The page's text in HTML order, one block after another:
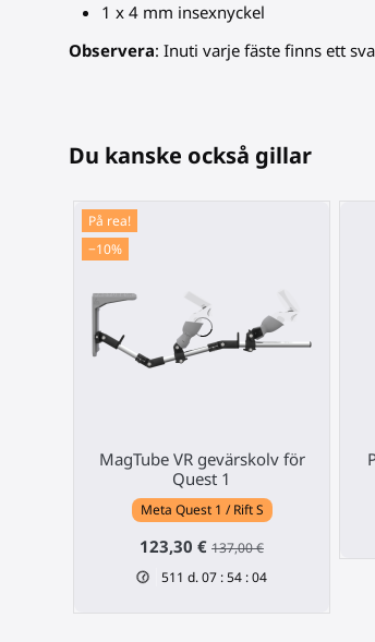
1 x 4 mm insexnyckel
Observera: Inuti varje fäste finns ett
Du kanske också gillar
På rea!
−10%
MagTube VR gevärskolv för
Quest 1
Meta Quest 1 / Rift S
123,30 €137,00 €
511 d.07 :54 :03